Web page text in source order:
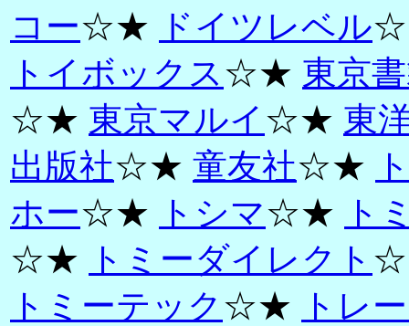
コー☆★ ドイツレベル
トイボックス☆★ 東京
☆★ 東京マルイ ☆★ 東
出版社☆★ 童友社☆★
ホー☆★ トシマ☆★
ト
☆★
トミーダイレクト
トミーテック ☆★
トレ